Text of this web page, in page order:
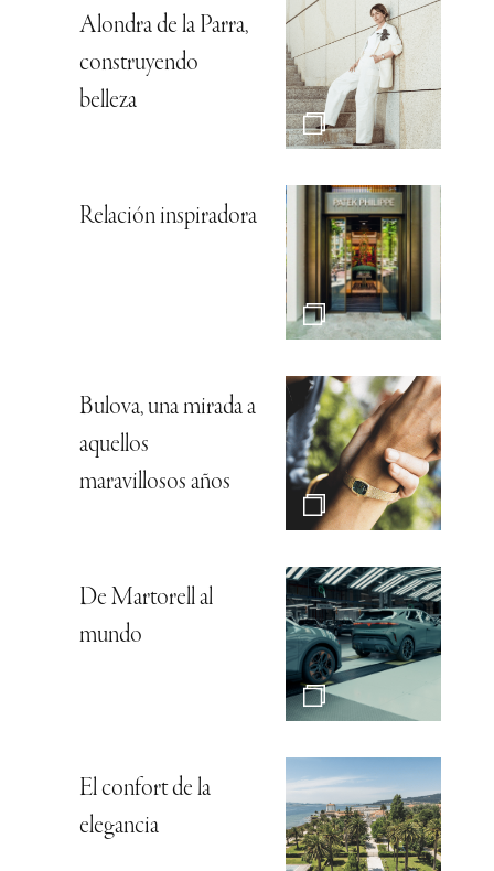
Alondra de la Parra,
construyendo
belleza
Relación inspiradora
Bulova, una mirada a
aquellos
maravillosos años
De Martorell al
mundo
El confort de la
elegancia